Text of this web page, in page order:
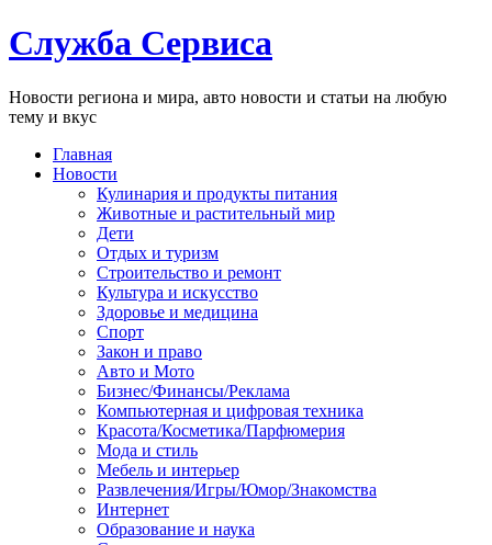
Служба Сервиса
Новости региона и мира, авто новости и статьи на любую
тему и вкус
Главная
Новости
Кулинария и продукты питания
Животные и растительный мир
Дети
Отдых и туризм
Строительство и ремонт
Культура и искусство
Здоровье и медицина
Спорт
Закон и право
Авто и Мото
Бизнес/Финансы/Реклама
Компьютерная и цифровая техника
Красота/Косметика/Парфюмерия
Мода и стиль
Мебель и интерьер
Развлечения/Игры/Юмор/Знакомства
Интернет
Образование и наука